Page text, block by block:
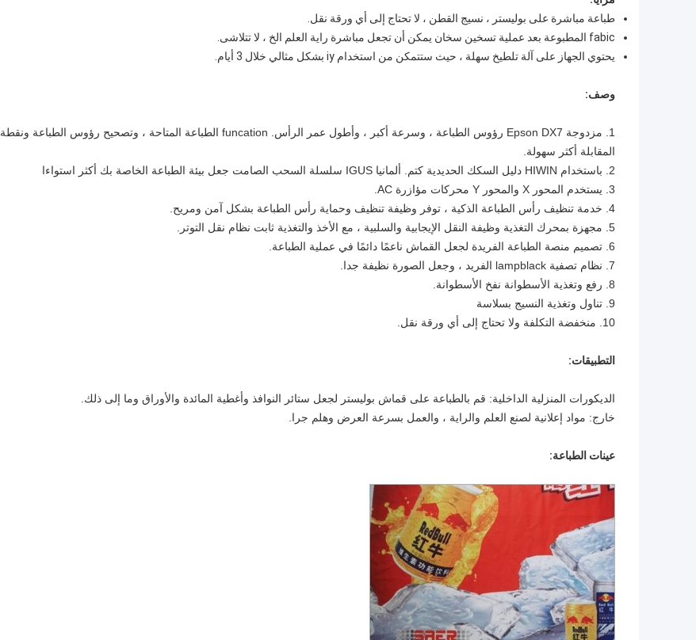
طباعة مباشرة على بوليستر ، نسيج القطن ، لا تحتاج إلى أي ورقة نقل.
fabic المطبوعة بعد عملية تسخين سخان يمكن أن تجعل مباشرة راية العلم الخ ، لا تتلاشى.
يحتوي الجهاز على آلة تلطيخ سهلة ، حيث ستتمكن من استخدام iy بشكل مثالي خلال 3 أيام.
وصف:
1. مزدوجة Epson DX7 رؤوس الطباعة ، وسرعة أكبر ، وأطول عمر الرأس. funcation الطباعة المتاحة ، وتصحيح رؤوس الطباعة ونقطة
المقابلة أكثر سهولة.
2. باستخدام HIWIN دليل السكك الحديدية كتم. ألمانيا IGUS سلسلة السحب الصامت جعل بيئة الطباعة الخاصة بك أكثر استواءا
3. يستخدم المحور X والمحور Y محركات مؤازرة AC.
4. خدمة تنظيف رأس الطباعة الذكية ، توفر وظيفة تنظيف وحماية رأس الطباعة بشكل آمن ومريح.
5. مجهزة بمحرك التغذية وظيفة النقل الإيجابية والسلبية ، مع الأخذ والتغذية ثابت نظام نقل التوتر.
6. تصميم منصة الطباعة الفريدة لجعل القماش ناعمًا دائمًا في عملية الطباعة.
7. نظام تصفية lampblack الفريد ، وجعل الصورة نظيفة جدا.
8. رفع وتغذية الأسطوانة نفخ الأسطوانة.
9. تناول وتغذية النسيج بسلاسة
10. منخفضة التكلفة ولا تحتاج إلى أي ورقة نقل.
التطبيقات:
الديكورات المنزلية الداخلية: قم بالطباعة على قماش بوليستر لجعل ستائر النوافذ وأغطية المائدة والأوراق وما إلى ذلك.
خارج: مواد إعلانية لصنع العلم والراية ، والعمل بسرعة العرض وهلم جرا.
عينات الطباعة: